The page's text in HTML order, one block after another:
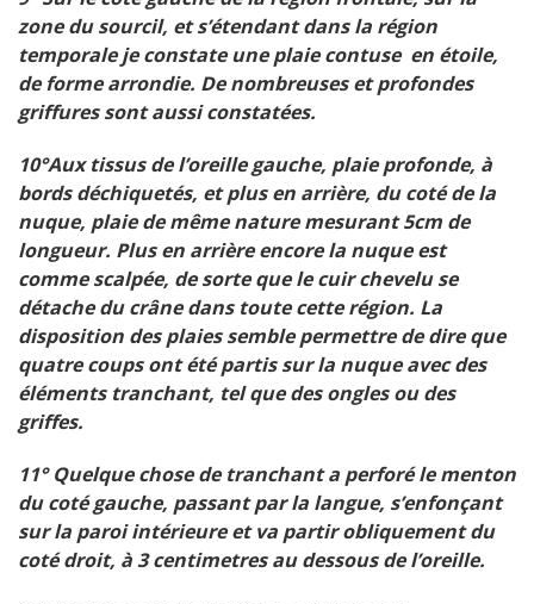
zone du sourcil, et s’étendant dans la région
temporale je constate une plaie contuse en étoile,
de forme arrondie. De nombreuses et profondes
griffures sont aussi constatées.
10°Aux tissus de l’oreille gauche, plaie profonde, à
bords déchiquetés, et plus en arrière, du coté de la
nuque, plaie de même nature mesurant 5cm de
longueur. Plus en arrière encore la nuque est
comme scalpée, de sorte que le cuir chevelu se
détache du crâne dans toute cette région. La
disposition des plaies semble permettre de dire que
quatre coups ont été partis sur la nuque avec des
éléments tranchant, tel que des ongles ou des
griffes.
11° Quelque chose de tranchant a perforé le menton
du coté gauche, passant par la langue, s’enfonçant
sur la paroi intérieure et va partir obliquement du
coté droit, à 3 centimetres au dessous de l’oreille.